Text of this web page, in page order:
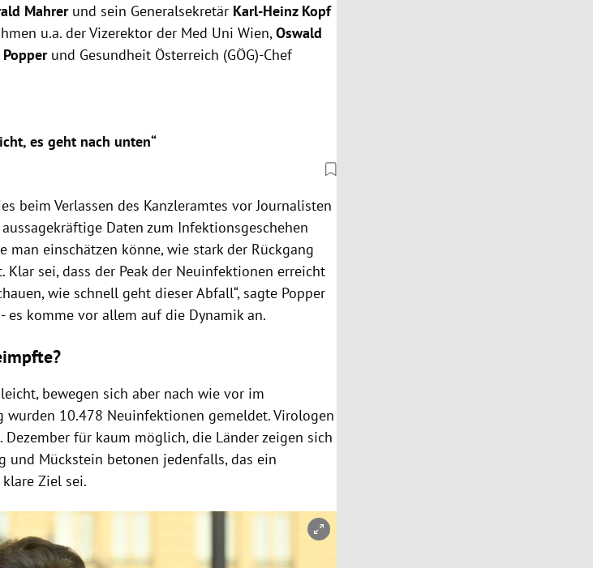
Mahrerund sein Generalsekretär Karl-Heinz Kopf
u.a. der Vizerektor der Med Uni Wien,Oswald
und Gesundheit Österreich (GÖG)-Chef
es geht nach unten“
beim Verlassen des Kanzleramtes vor Journalisten
Daten zum Infektionsgeschehen
man einschätzen könne, wie stark der Rückgang
sei, dass der Peak der Neuinfektionen erreicht
wie schnell geht dieser Abfall“, sagte Popper
es komme vor allem auf die Dynamik an.
bewegen sich aber nach wie vor im
wurden 10.478 Neuinfektionen gemeldet. Virologen
für kaum möglich, die Länder zeigen sich
und Mückstein betonen jedenfalls, das ein
Ziel sei.